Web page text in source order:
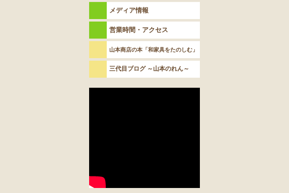
メディア情報
営業時間・アクセス
山本商店の本「和家具をたのしむ」
三代目ブログ ～山本のれん～